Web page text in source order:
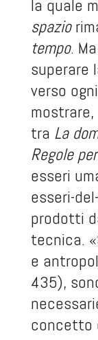
la quale
spazio
tempo.
superare
verso
tra La
Regole
esseri
esseri-
prodotti
tecnica.
e
435),
concetto